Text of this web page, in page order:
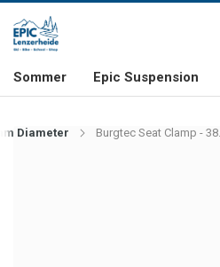
& FREERIDE-SPEZIALIST SCHWEIZER
Sommer Epic Suspension
Diameter Burgtec Seat Clamp -